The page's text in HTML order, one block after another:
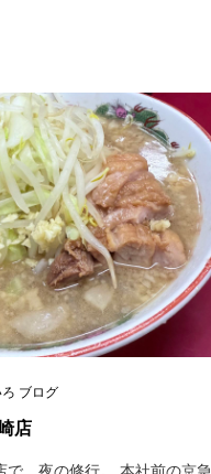
ブログ
店